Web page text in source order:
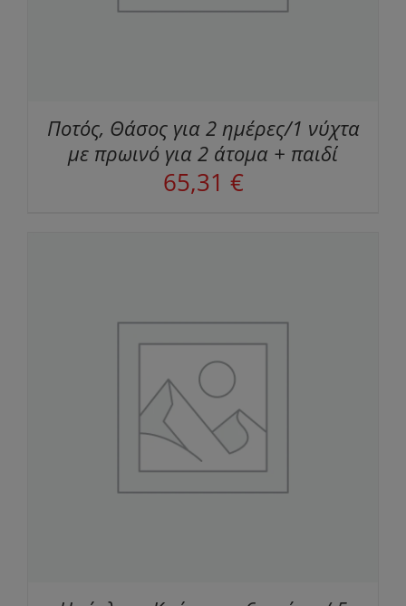
Ποτός, Θάσος για 2 ημέρες/1 νύχτα
με πρωινό για 2 άτομα + παιδί
65,31 €